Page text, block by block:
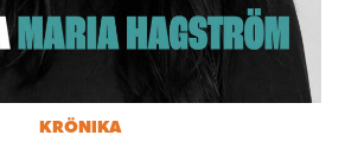
KRÖNIKA